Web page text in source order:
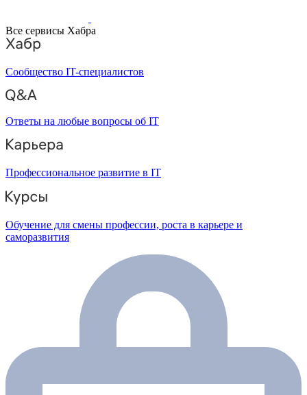
Все сервисы Хабра
Сообщество IT-специалистов
Ответы на любые вопросы об IT
Профессиональное развитие в IT
Обучение для смены профессии, роста в карьере и
саморазвития